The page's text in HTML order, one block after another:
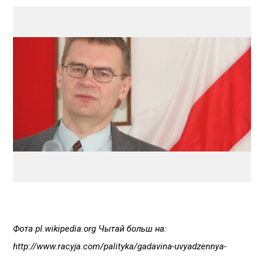
Фота pl.wikipedia.org Чытай больш на:
http://www.racyja.com/palityka/gadavina-uvyadzennya-